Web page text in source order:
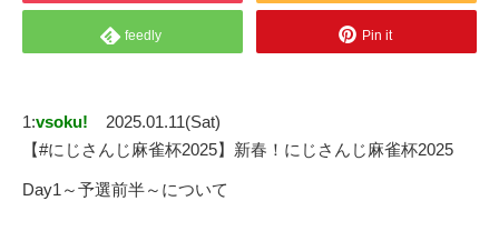
feedly Pin it
1:vsoku!
2025.01.11(Sat)
【#にじさんじ麻雀杯2025】新春！にじさんじ麻雀杯2025
Day1～予選前半～について